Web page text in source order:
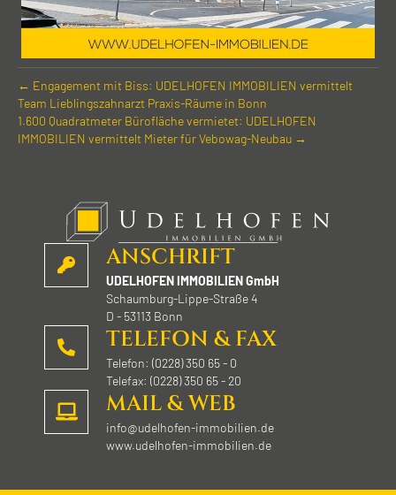
← Engagement mit Biss: UDELHOFEN IMMOBILIEN vermittelt
Team Lieblings­zahnarzt Praxis-Räume in Bonn
1.600 Quadrat­meter Bürofläche vermietet: UDELHOFEN
IMMOBILIEN vermittelt Mieter für Vebowag-Neubau →
ANSCHRIFT
UDELHOFEN IMMOBILIEN GmbH
Schaumburg-Lippe-Straße 4
D - 53113 Bonn
TELEFON & FAX
Telefon: (0228) 350 65 - 0
Telefax: (0228) 350 65 - 20
MAIL & WEB
info@udelhofen-immobilien.de
www.udelhofen-immobilien.de